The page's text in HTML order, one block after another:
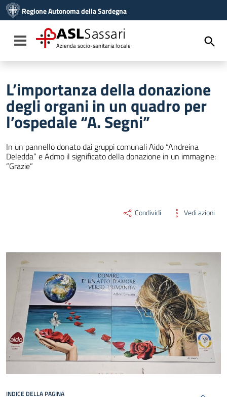
Vai al menu di navigazione
Vai al footer
Regione Autonoma della Sardegna
Toggle navigation
ASLSassari
Azienda socio-sanitaria locale
L’importanza della donazione
degli organi in un quadro per
l’ospedale “A. Segni”
In un pannello donato dai gruppi comunali Aido “Andreina
Deledda” e Admo il significato della donazione in un immagine:
“Grazie”
Condividi Vedi azioni
INDICE DELLA PAGINA